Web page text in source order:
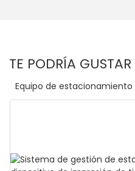
TE PODRÍA GUSTAR
Equipo de estacionamiento